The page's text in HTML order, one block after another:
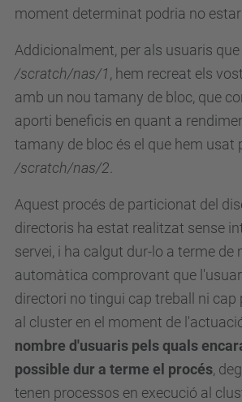
moment determinat podria no estar
Addicionalment, per als usuaris
/scratch/nas/1, hem recreat els
amb un nou tamany de bloc, que
aporti beneficis en quant a
tamany de bloc és el que hem usat
/scratch/nas/2
Aquest procés de particionat del
directoris ha estat realitzat sense
servei, i ha calgut dur-lo a terme de
automàtica comprovant que
directori no tingui cap treball ni cap
al cluster en el moment de
nombre d'usuaris pels quals
possible dur a terme el procés,
tenen processos en execució al